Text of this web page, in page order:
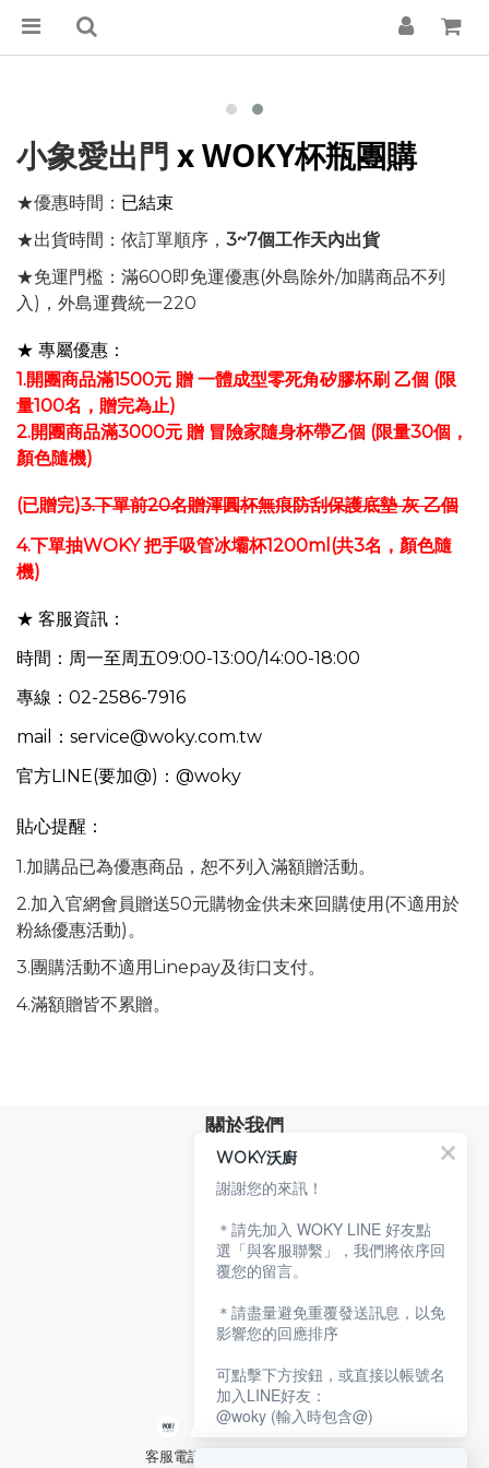
小象愛出門 x WOKY杯瓶團購
★優惠時間： 已結束
★出貨時間：依訂單順序， 3~7個工作天內出貨
★免運門檻：滿600即免運優惠(外島除外/加購商品不列
入)，外島運費統一220
★ 專屬優惠：
1.開團商品滿1500元 贈 一體成型零死角矽膠杯刷 乙個 (限
量100名，贈完為止)
2.開團商品滿3000元 贈 冒險家隨身杯帶乙個 (限量30個，
顏色隨機)
(已贈完)3.下單前20名贈渾圓杯無痕防刮保護底墊 灰 乙個
4.下單抽WOKY 把手吸管冰壩杯1200ml(共3名，顏色隨
機)
★ 客服資訊：
時間：周一至周五09:00-13:00/14:00-18:00
專線：02-2586-7916
mail：service@woky.com.tw
官方LINE(要加@)：@woky
貼心提醒：
1.加購品已為優惠商品，恕不列入滿額贈活動。
2.加入官網會員贈送50元購物金供未來回購使用(不適用於
粉絲優惠活動)。
3.團購活動不適用Linepay及街口支付。
4.滿額贈皆不累贈。
關於我們
品牌故事
專業技術
環保沃廚
顧客服務
服務條款
隱私權政策
聯絡沃廚
客服電話：02-2592-2921 分機9
WOKY沃廚
謝謝您的來訊！
＊請先加入 WOKY LINE 好友點
選「與客服聯繫」，我們將依序回
覆您的留言。
＊請盡量避免重覆發送訊息，以免
影響您的回應排序
可點擊下方按鈕，或直接以帳號名
加入LINE好友：
@woky (輸入時包含@)